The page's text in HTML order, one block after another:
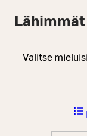
Valitse